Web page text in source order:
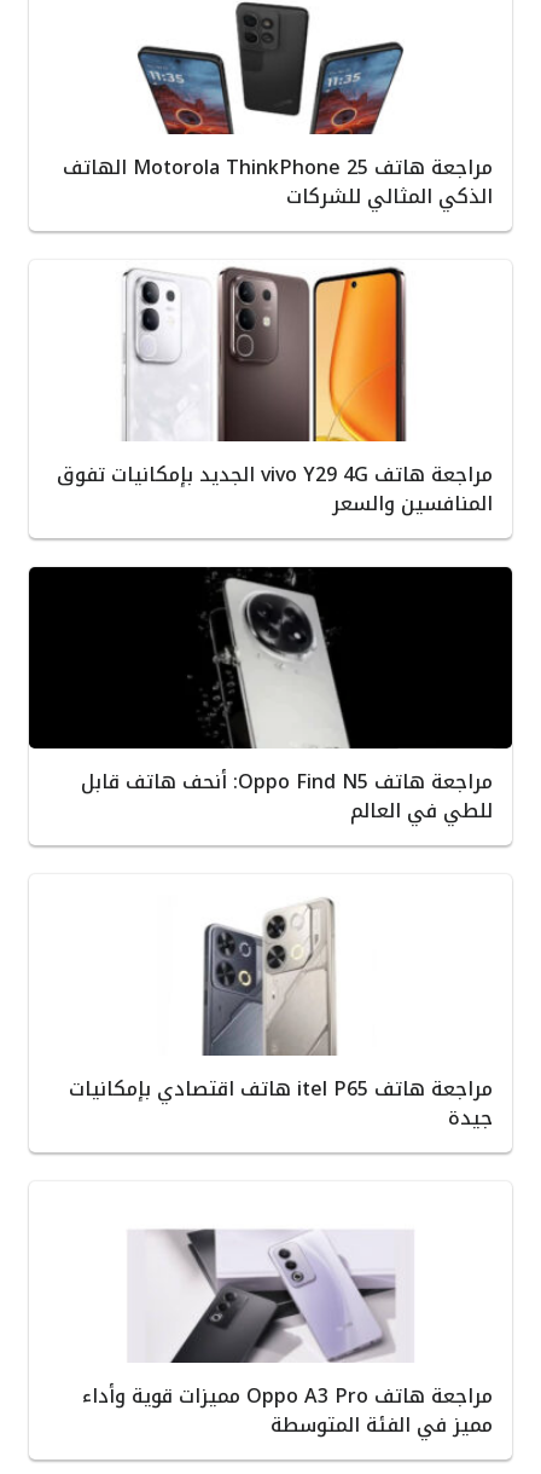
مراجعة هاتف Motorola ThinkPhone 25 الهاتف
الذكي المثالي للشركات
مراجعة هاتف vivo Y29 4G الجديد بإمكانيات تفوق
المنافسين والسعر
مراجعة هاتف Oppo Find N5: أنحف هاتف قابل
للطي في العالم
مراجعة هاتف itel P65 هاتف اقتصادي بإمكانيات
جيدة
مراجعة هاتف Oppo A3 Pro مميزات قوية وأداء
مميز في الفئة المتوسطة